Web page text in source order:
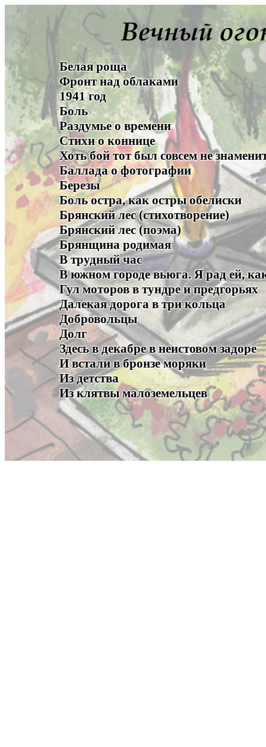
Белая роща
Фронт над облаками
1941 год
Боль
Раздумье о времени
Стихи о коннице
Хоть бой тот был совсем не
Баллада о фотографии
Березы
Боль остра, как остры обелиски
Брянский лес (стихотворение)
Брянский лес (поэма)
Брянщина родимая
В трудный час
В южном городе вьюга. Я рад ей,
Гул моторов в тундре и предгорьях
Далекая дорога в три кольца
Добровольцы
Долг
Здесь в декабре в неистовом задоре
И встали в бронзе моряки
Из детства
Из клятвы малоземельцев